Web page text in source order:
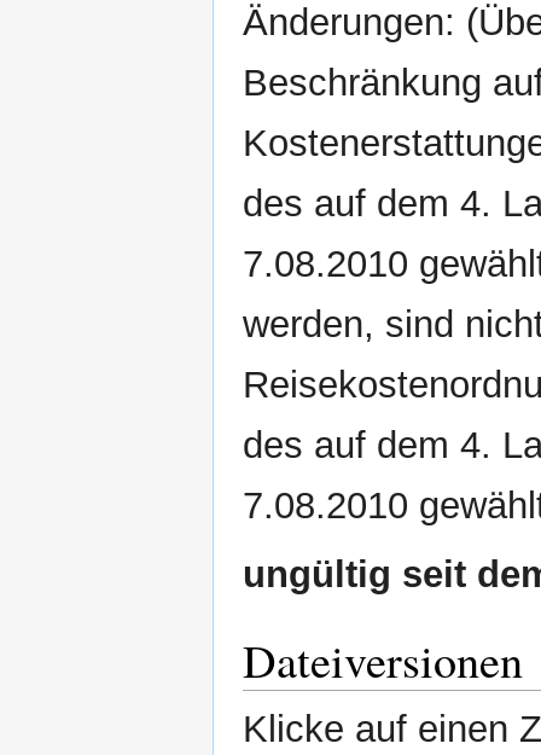
Änderungen:
Beschränkung
des auf dem 4.
7.08.2010
werden, sind
des auf dem 4.
7.08.2010
ungültig seit
Dateiversionen
Klicke auf einen